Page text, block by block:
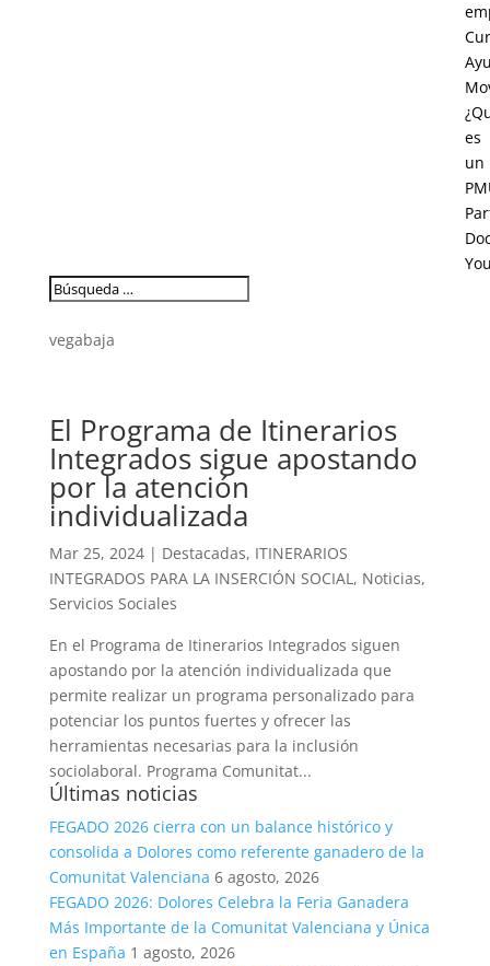
es
un
vegabaja
El Programa de Itinerarios
Integrados sigue apostando
por la atención
individualizada
Mar 25, 2024| Destacadas, ITINERARIOS
INTEGRADOS PARA LA INSERCIÓN SOCIAL, Noticias,
Servicios Sociales
En el Programa de Itinerarios Integrados siguen
apostando por la atención individualizada que
permite realizar un programa personalizado para
potenciar los puntos fuertes y ofrecer las
herramientas necesarias para la inclusión
sociolaboral. Programa Comunitat...
Últimas noticias
FEGADO 2026 cierra con un balance histórico y
consolida a Dolores como referente ganadero de la
Comunitat Valenciana 6 agosto, 2026
FEGADO 2026: Dolores Celebra la Feria Ganadera
Más Importante de la Comunitat Valenciana y Única
en España 1 agosto, 2026